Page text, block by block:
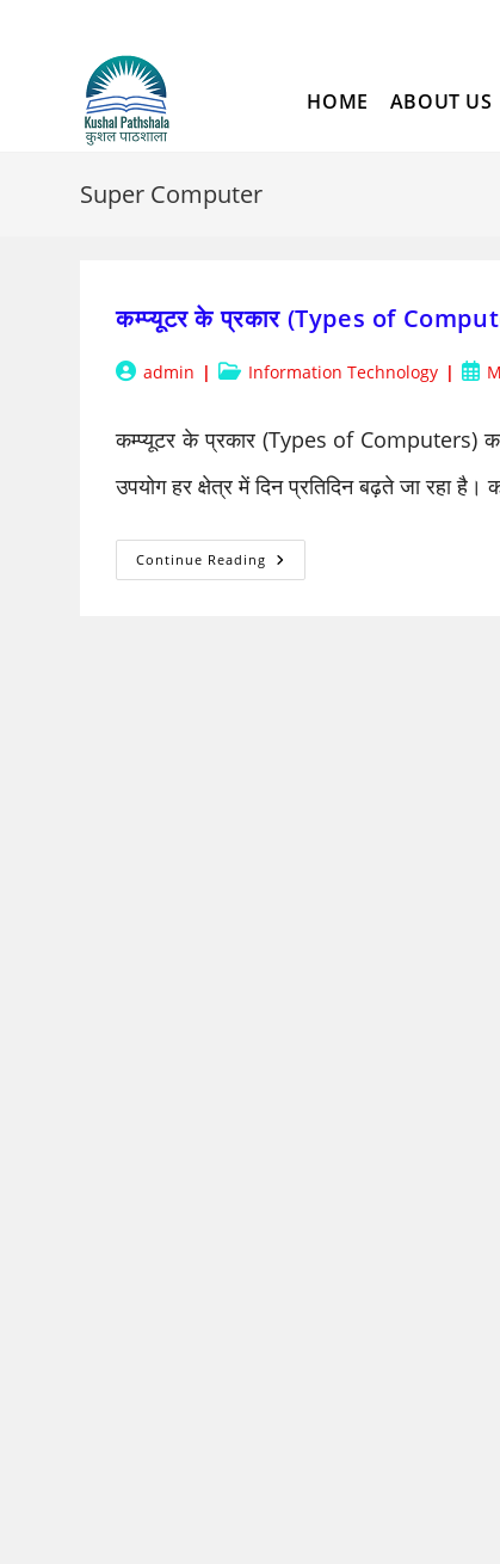
HOME ABOUT US
Super Computer
कम्प्यूटर के प्रकार (Types of
Postadmin
PostInformation Technology
Post
कम्प्यूटर के प्रकार (Types of Computers)
उपयोग हर क्षेत्र में दिन प्रतिदिन बढ़ते जा रहा है।
Continue Reading कम्प्यूटर
के